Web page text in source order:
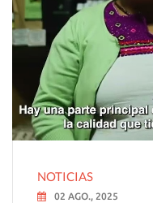
NOTICIAS
02 AGO., 2025